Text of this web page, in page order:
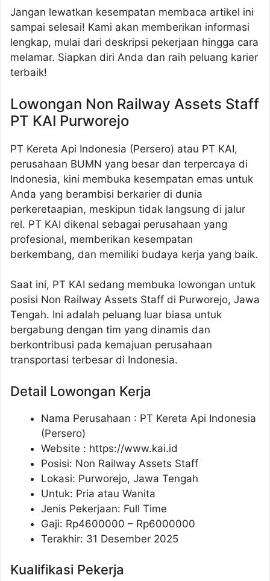
Jangan lewatkan kesempatan membaca artikel ini
sampai selesai! Kami akan memberikan informasi
lengkap, mulai dari deskripsi pekerjaan hingga cara
melamar. Siapkan diri Anda dan raih peluang karier
terbaik!
Lowongan Non Railway Assets Staff
PT KAI Purworejo
PT Kereta Api Indonesia (Persero) atau PT KAI,
perusahaan BUMN yang besar dan terpercaya di
Indonesia, kini membuka kesempatan emas untuk
Anda yang berambisi berkarier di dunia
perkeretaapian, meskipun tidak langsung di jalur
rel. PT KAI dikenal sebagai perusahaan yang
profesional, memberikan kesempatan
berkembang, dan memiliki budaya kerja yang baik.
Saat ini, PT KAI sedang membuka lowongan untuk
posisi Non Railway Assets Staff di Purworejo, Jawa
Tengah. Ini adalah peluang luar biasa untuk
bergabung dengan tim yang dinamis dan
berkontribusi pada kemajuan perusahaan
transportasi terbesar di Indonesia.
Detail Lowongan Kerja
Nama Perusahaan : PT Kereta Api Indonesia
(Persero)
Website : https://www.kai.id
Posisi: Non Railway Assets Staff
Lokasi: Purworejo, Jawa Tengah
Untuk: Pria atau Wanita
Jenis Pekerjaan: Full Time
Gaji: Rp4600000 – Rp6000000
Terakhir: 31 Desember 2025
Kualifikasi Pekerja